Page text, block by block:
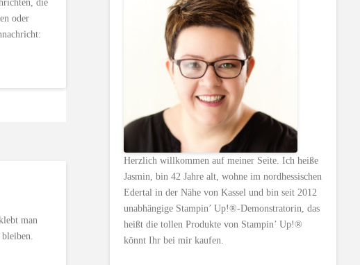
die
oder
man
Herzlich willkommen auf meiner Seite. Ich heiße
Jasmin, bin 42 Jahre alt, wohne im nordhessischen
Edertal in der Nähe von Kassel und bin seit 2012
unabhängige Stampin’ Up!®-Demonstratorin, das
heißt die tollen Produkte von Stampin’ Up!®
könnt Ihr bei mir kaufen.